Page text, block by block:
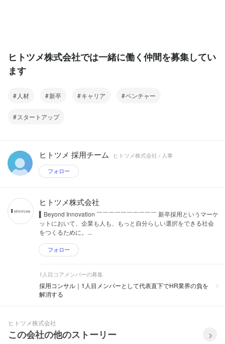
ヒトツメ株式会社では一緒に働く仲間を募集してい
ます
人材 新卒 キャリア ベンチャー
スタートアップ
ヒトツメ 採用チーム ヒトツメ株式会社 / 人事
フォロー
ヒトツメ株式会社
▍Beyond Innovation ￣￣￣￣￣￣￣￣￣￣ 新卒採用というマーケ
ットにおいて、企業も人も、もっと自分らしい選択をできる社会
をつくるために。...
フォロー
1人目コアメンバーの募集
採用コンサル｜1人目メンバーとして代表直下でHR業界の負を
解消する
ヒトツメ株式会社
この会社の他のストーリー